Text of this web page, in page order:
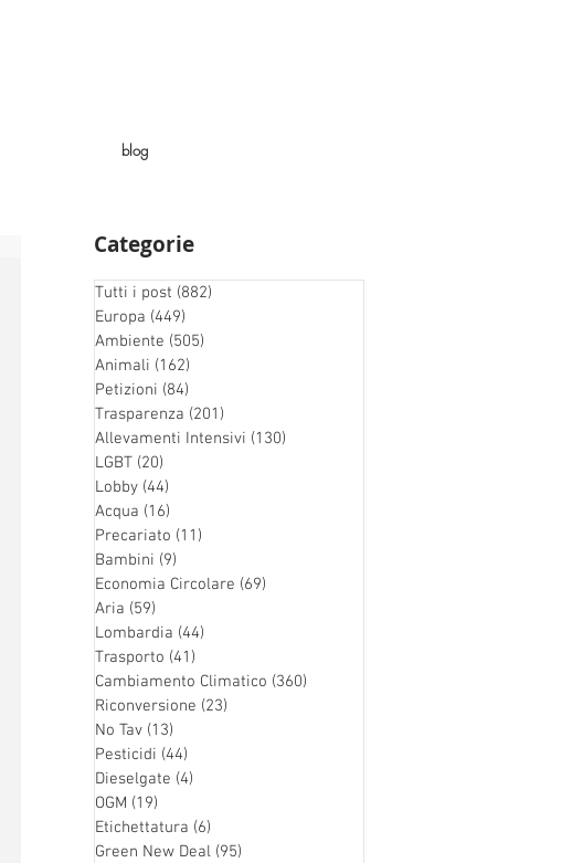
blog
Categorie
Tutti i post (882)
Europa (449)
Ambiente (505)
Animali (162)
Petizioni (84)
Trasparenza (201)
Allevamenti Intensivi (130)
LGBT (20)
Lobby (44)
Acqua (16)
Precariato (11)
Bambini (9)
Economia Circolare (69)
Aria (59)
Lombardia (44)
Trasporto (41)
Cambiamento Climatico (360)
Riconversione (23)
No Tav (13)
Pesticidi (44)
Dieselgate (4)
OGM (19)
Etichettatura (6)
Green New Deal (95)